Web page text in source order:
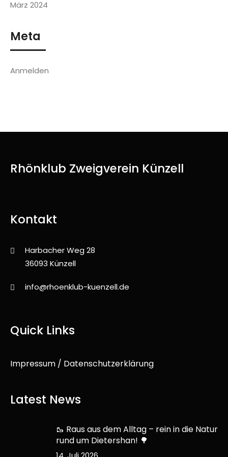
März 2024
Meta
Anmelden
Rhönklub Zweigverein Künzell
Kontakt
Harbacher Weg 28
36093 Künzell
info@rhoenklub-kuenzell.de
Quick Links
Impressum / Datenschutzerklärung
Latest News
🥾 Raus aus dem Alltag – rein in die Natur
rund um Dietershan! 🌳